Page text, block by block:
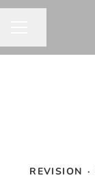
REVISION ·